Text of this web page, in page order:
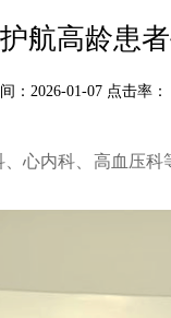
航高龄患
：2026-01-07 点击率：
心内科、高血压